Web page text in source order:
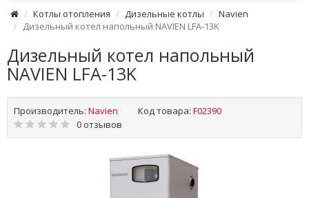
Котлы отопления Дизельные котлы
Navien
Дизельный котел напольный NAVIEN LFA-13K
Дизельный котел напольный
NAVIEN LFA-13K
Производитель: Navien Код товара: F02390
0 отзывов